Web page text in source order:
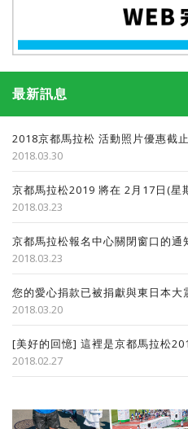
最新訊息
2018京都馬拉松 活動照片優惠截
2018.03.30
京都馬拉松2019 將在 2月17日(星
2018.03.23
京都馬拉松報名中心關閉窗口的通
2018.03.23
您的愛心捐款已被捐獻與東日本大
2018.03.20
[美好的回憶] 這裡是京都馬拉松
2018.02.27